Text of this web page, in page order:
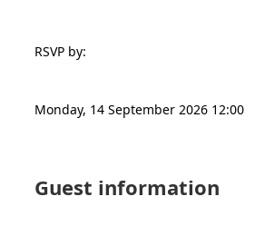
RSVP by:
Monday, 14 September 2026 12:00
Guest information